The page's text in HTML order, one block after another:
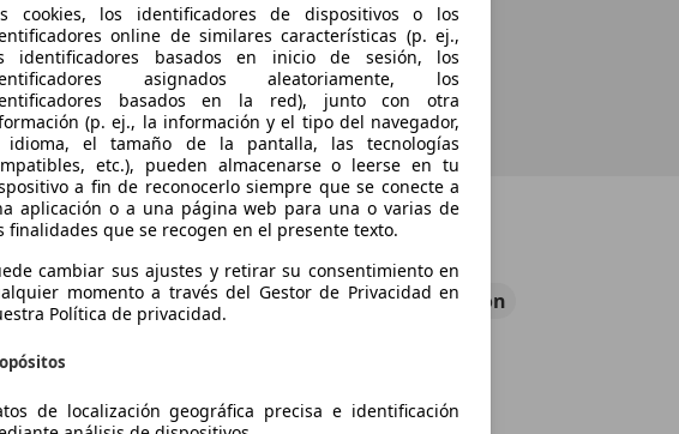
€ 9.880 Sincomparación
cookies, los identificadores de dispositivos o los
online de similares características (p. ej.,
identificadores basados en inicio de sesión, los
asignados aleatoriamente, los
basados en la red), junto con otra
(p. ej., la información y el tipo del navegador,
idioma, el tamaño de la pantalla, las tecnologías
etc.), pueden almacenarse o leerse en tu
a fin de reconocerlo siempre que se conecte a
aplicación o a una página web para una o varias de
finalidades que se recogen en el presente texto.
cambiar sus ajustes y retirar su consentimiento en
momento a través del Gestor de Privacidad en
Política de privacidad.
de localización geográfica precisa e identificación